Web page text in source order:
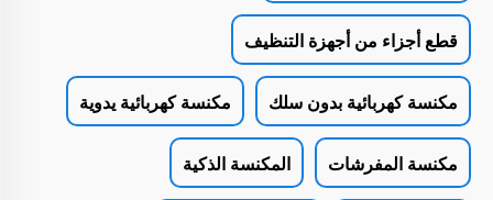
قطع أجزاء من أجهزة التنظيف
مكنسة كهربائية بدون سلك مكنسة كهربائية يدوية
مكنسة المفرشات المكنسة الذكية